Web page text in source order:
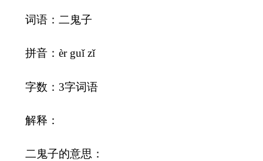
词语：二鬼子
拼音：èr guǐ zǐ
字数：3字词语
解释：
二鬼子的意思：